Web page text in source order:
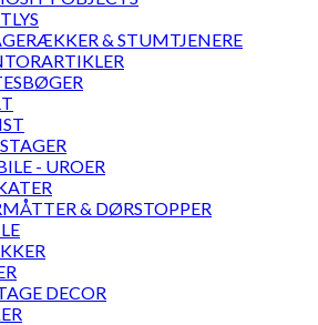
& STUMTJENERE
- UROER
& DØRSTOPPER
DECOR